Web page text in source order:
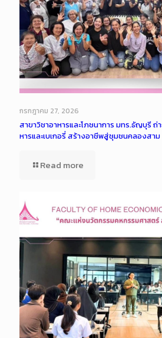
กรกฎาคม 27, 2026
สาขาวิชาอาหารและโภชนาการ มทร.ธัญบุรี
หารและเบเกอรี่ สร้างอาชีพสู่ชุมชนคลองสาม
Read more